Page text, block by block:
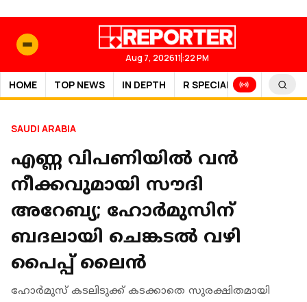
Aug 7, 202611:22 PM
HOME TOP NEWS IN DEPTH R SPECIAL SPORTS
SAUDI ARABIA
എണ്ണ വിപണിയിൽ വൻ
നീക്കവുമായി സൗദി
അറേബ്യ; ഹോർമുസിന്
ബദലായി ചെങ്കടൽ വഴി
പൈപ്പ് ലൈൻ
ഹോർമുസ് കടലിടുക്ക് കടക്കാതെ സുരക്ഷിതമായി